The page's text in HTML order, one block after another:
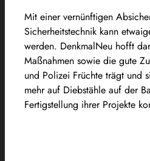
Mit einer vernünftigen
Sicherheitstechnik kann
werden. DenkmalNeu hofft
Maßnahmen sowie die gute
und Polizei Früchte trägt und
mehr auf Diebstähle auf der
Fertigstellung ihrer Projekte